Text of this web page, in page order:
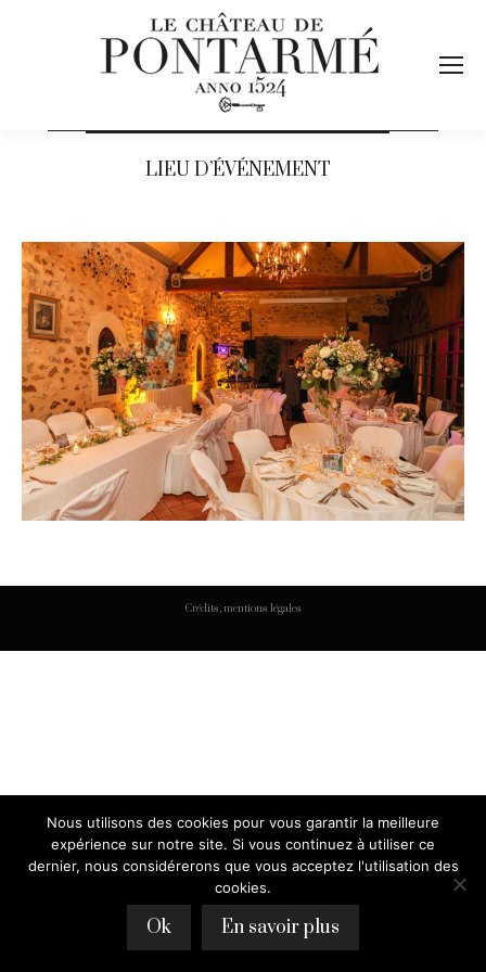
LIEU D’ÉVÉNEMENT
Crédits, mentions légales
Nous utilisons des cookies pour vous garantir la meilleure
expérience sur notre site. Si vous continuez à utiliser ce
dernier, nous considérerons que vous acceptez l'utilisation des
cookies.
Ok En savoir plus